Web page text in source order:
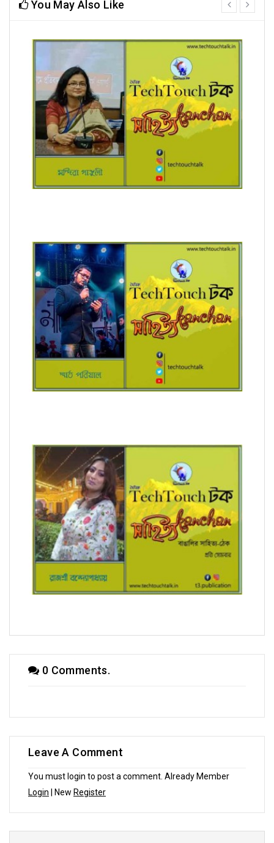
You May Also Like
prev
0 Comments.
Leave A Comment
You must login to post a comment. Already Member
Login | New Register